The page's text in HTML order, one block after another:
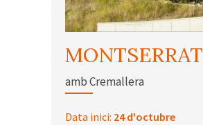
MONTSERRAT
amb Cremallera
Data inici: 24 d'octubre